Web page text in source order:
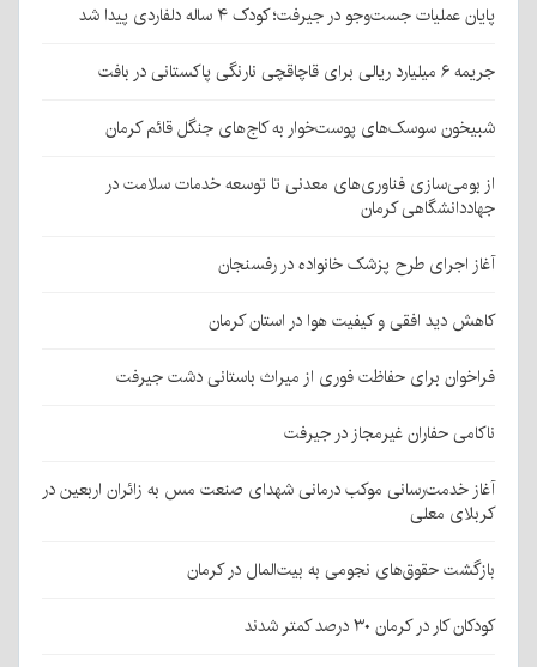
پایان عملیات جست‌وجو در جیرفت؛ کودک ۴ ساله دلفاردی پیدا شد
جریمه ۶ میلیارد ریالی برای قاچاقچی نارنگی پاکستانی در بافت
شبیخون سوسک‌های پوست‌خوار به کاج‌های جنگل قائم کرمان
از بومی‌سازی فناوری‌های معدنی تا توسعه خدمات سلامت در
جهاددانشگاهی کرمان
آغاز اجرای طرح پزشک خانواده در رفسنجان
کاهش دید افقی و کیفیت هوا در استان کرمان
فراخوان برای حفاظت فوری از میراث باستانی دشت جیرفت
ناکامی حفاران غیرمجاز در جیرفت
آغاز خدمت‌رسانی موکب درمانی شهدای صنعت مس به زائران اربعین در
کربلای معلی
بازگشت حقوق‌های نجومی به بیت‌المال در کرمان
کودکان کار در کرمان ۳۰ درصد کمتر شدند